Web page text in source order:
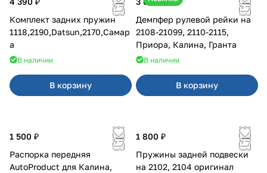
Комплект задних пружин
1118,2190,Datsun,2170,Самар
а
В наличии
В корзину
Демпфер рулевой рейки на
2108-21099, 2110-2115,
Приора, Калина, Гранта
В наличии
В корзину
1 500 ₽
Распорка передняя
AutoProduct для Калина,
1 800 ₽
Пружины задней подвески
на 2102, 2104 оригинал